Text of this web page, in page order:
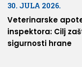
30. JULA 2026.
Veterinarske
inspektora: Cilj
sigurnosti hrane